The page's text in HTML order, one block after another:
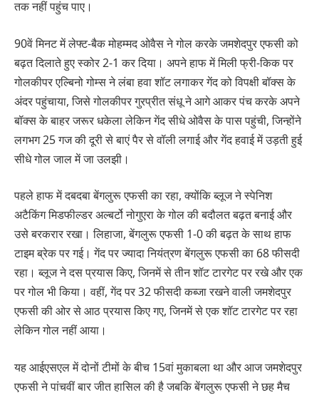
तक नहीं पहुंच पाए।
90वें मिनट में लेफ्ट-बैक मोहम्मद ओवैस ने गोल करके जमशेदपुर एफसी को
बढ़त दिलाते हुए स्कोर 2-1 कर दिया। अपने हाफ में मिली फ्री-किक पर
गोलकीपर एल्बिनो गोम्स ने लंबा हवा शॉट लगाकर गेंद को विपक्षी बॉक्स के
अंदर पहुंचाया, जिसे गोलकीपर गुरप्रीत संधू ने आगे आकर पंच करके अपने
बॉक्स के बाहर जरूर धकेला लेकिन गेंद सीधे ओवैस के पास पहुंची, जिन्होंने
लगभग 25 गज की दूरी से बाएं पैर से वॉली लगाई और गेंद हवाई में उड़ती हुई
सीधे गोल जाल में जा उलझी।
पहले हाफ में दबदबा बेंगलुरू एफसी का रहा, क्योंकि ब्लूज ने स्पेनिश
अटैकिंग मिडफील्डर अल्बर्टो नोगुएरा के गोल की बदौलत बढ़त बनाई और
उसे बरकरार रखा। लिहाजा, बेंगलुरू एफसी 1-0 की बढ़त के साथ हाफ
टाइम ब्रेक पर गई। गेंद पर ज्यादा नियंत्रण बेंगलुरू एफसी का 68 फीसदी
रहा। ब्लूज ने दस प्रयास किए, जिनमें से तीन शॉट टारगेट पर रखे और एक
पर गोल भी किया। वहीं, गेंद पर 32 फीसदी कब्जा रखने वाली जमशेदपुर
एफसी की ओर से आठ प्रयास किए गए, जिनमें से एक शॉट टारगेट पर रहा
लेकिन गोल नहीं आया।
यह आईएसएल में दोनों टीमों के बीच 15वां मुकाबला था और आज जमशेदपुर
एफसी ने पांचवीं बार जीत हासिल की है जबकि बेंगलुरू एफसी ने छह मैच